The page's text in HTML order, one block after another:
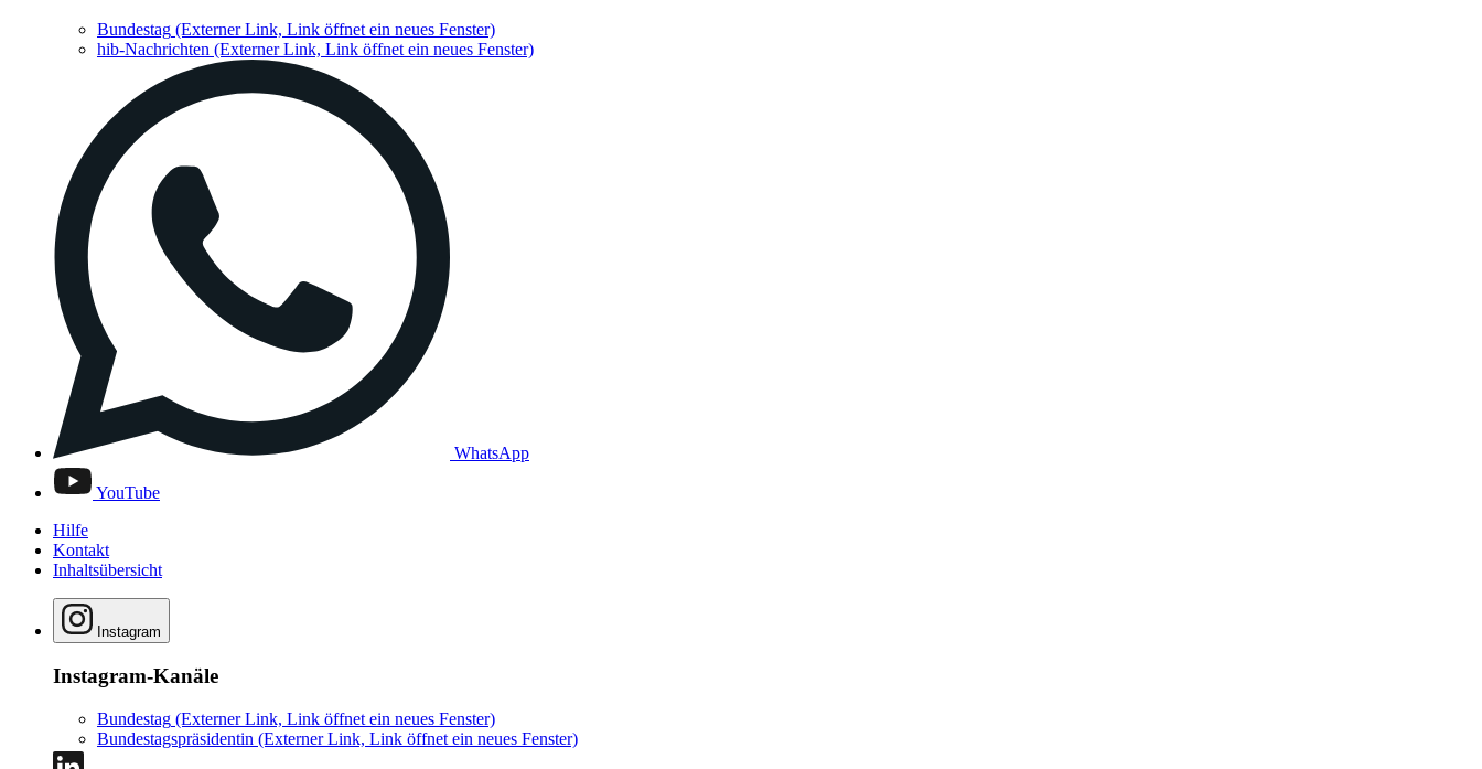
Bundestag (Externer Link, Link öffnet ein neues Fenster)
hib-Nachrichten (Externer Link, Link öffnet ein neues Fenster)
WhatsApp
YouTube
Hilfe
Kontakt
Inhaltsübersicht
Instagram
Instagram-Kanäle
Bundestag (Externer Link, Link öffnet ein neues Fenster)
Bundestagspräsidentin (Externer Link, Link öffnet ein neues Fenster)